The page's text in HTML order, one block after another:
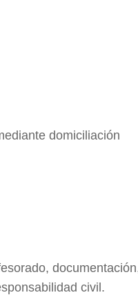
domiciliación
civil.